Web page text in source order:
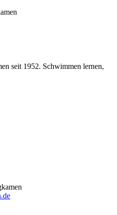
seit 1952. Schwimmen lernen,